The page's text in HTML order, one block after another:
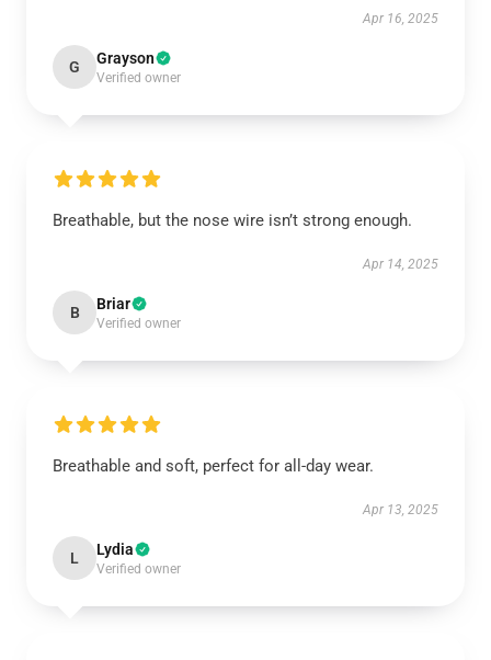
Apr 16, 2025
G Grayson
Verified owner
Breathable, but the nose wire isn’t strong enough.
Apr 14, 2025
B Briar
Verified owner
Breathable and soft, perfect for all-day wear.
Apr 13, 2025
L Lydia
Verified owner